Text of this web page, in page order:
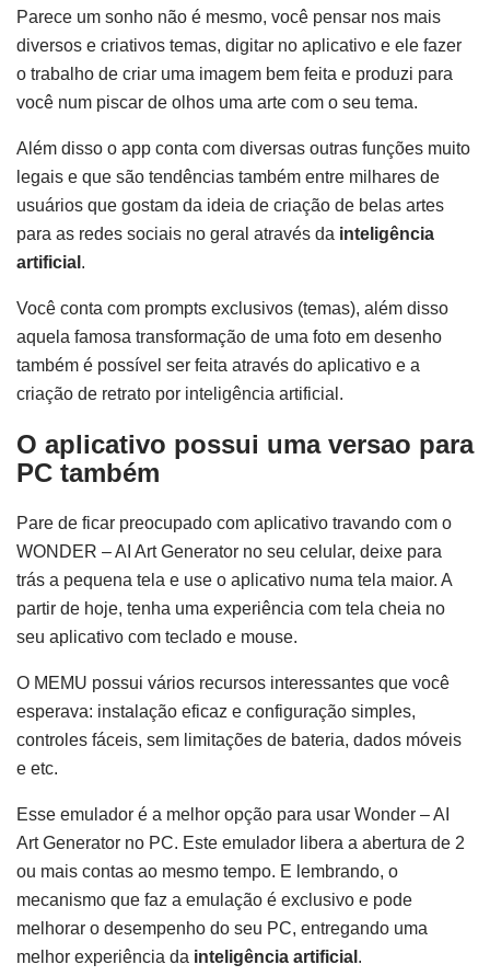
Parece um sonho não é mesmo, você pensar nos mais
diversos e criativos temas, digitar no aplicativo e ele fazer
o trabalho de criar uma imagem bem feita e produzi para
você num piscar de olhos uma arte com o seu tema.
Além disso o app conta com diversas outras funções muito
legais e que são tendências também entre milhares de
usuários que gostam da ideia de criação de belas artes
para as redes sociais no geral através da inteligência
artificial .
Você conta com prompts exclusivos (temas), além disso
aquela famosa transformação de uma foto em desenho
também é possível ser feita através do aplicativo e a
criação de retrato por inteligência artificial.
O aplicativo possui uma versao para
PC também
Pare de ficar preocupado com aplicativo travando com o
WONDER – AI Art Generator no seu celular, deixe para
trás a pequena tela e use o aplicativo numa tela maior. A
partir de hoje, tenha uma experiência com tela cheia no
seu aplicativo com teclado e mouse.
O MEMU possui vários recursos interessantes que você
esperava: instalação eficaz e configuração simples,
controles fáceis, sem limitações de bateria, dados móveis
e etc.
Esse emulador é a melhor opção para usar Wonder – AI
Art Generator no PC. Este emulador libera a abertura de 2
ou mais contas ao mesmo tempo. E lembrando, o
mecanismo que faz a emulação é exclusivo e pode
melhorar o desempenho do seu PC, entregando uma
melhor experiência da inteligência artificial .